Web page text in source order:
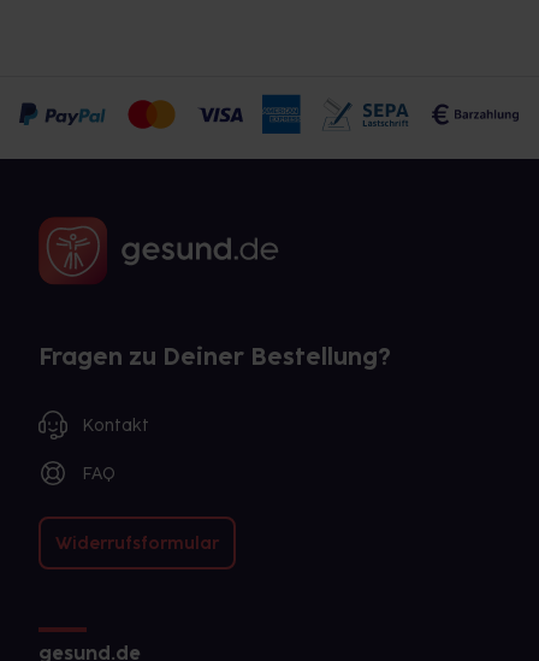
Fragen zu Deiner Bestellung?
Kontakt
FAQ
Widerrufsformular
gesund.de